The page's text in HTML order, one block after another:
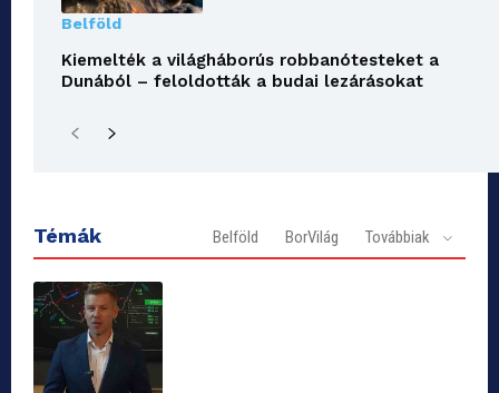
Belföld
Kiemelték a világháborús robbanótesteket a
Dunából – feloldották a budai lezárásokat
Témák Belföld BorVilág Továbbiak